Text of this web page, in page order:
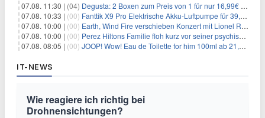
07.08. 11:30 | (04) Degusta: 2 Boxen zum Preis von 1 für nur 16,99€ inkl. Versand
07.08. 10:33 | (00) Fanttik X9 Pro Elektrische Akku-Luftpumpe für 39,99€
07.08. 10:00 | (00) Earth, Wind Fire verschieben Konzert mit Lionel Richie nach medizinischem Notfall
07.08. 10:00 | (00) Perez Hiltons Familie floh kurz vor seiner psychischen Krise aus dem Haus
07.08. 08:05 | (00) JOOP! Wow! Eau de Toilette for him 100ml ab 21,84€ im Sparabo
IT-NEWS
Wie reagiere ich richtig bei
Drohnensichtungen?